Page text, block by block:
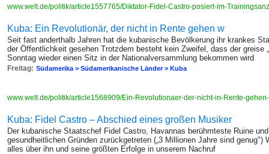
www.welt.de/politik/article1557765/Diktator-Fidel-Castro-posiert-im-
Kuba: Ein Revolutionär, der nicht in Rente gehen w
Seit fast anderthalb Jahren hat die kubanische Bevölkerung ihr krankes
der Öffentlichkeit gesehen Trotzdem besteht kein Zweifel, dass der greise
Sonntag wieder einen Sitz in der Nationalversammlung bekommen wird
Freitag: Südamerika > Südamerikanische Länder > Kuba
www.welt.de/politik/article1568909/Ein-Revolutionaer-der-nicht-in-Rente-
Kuba: Fidel Castro – Abschied eines großen Musiker
Der kubanische Staatschef Fidel Castro, Havannas berühmteste Ruine
gesundheitlichen Gründen zurückgetreten („3 Millionen Jahre sind genug")
alles über ihn und seine größten Erfolge in unserem Nachruf